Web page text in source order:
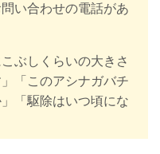
い合わせの電話があ
ぶしくらいの大きさ
「このアシナガバチ
「駆除はいつ頃にな